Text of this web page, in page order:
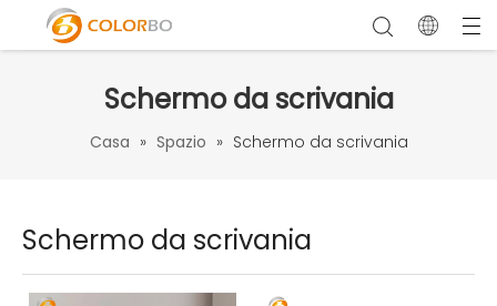
Schermo da scrivania
Casa » Spazio » Schermo da scrivania
Schermo da scrivania